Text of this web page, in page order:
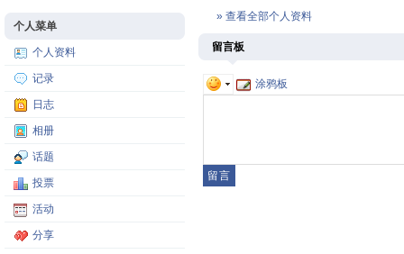
个人菜单
个人资料
记录
日志
相册
话题
投票
活动
分享
» 查看全部个人资料
留言板
涂鸦板